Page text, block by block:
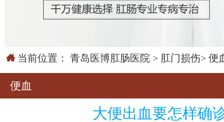
当前位置： 青岛医博肛肠医院 > 肛门损伤> 便
便血
大便出血要怎样确